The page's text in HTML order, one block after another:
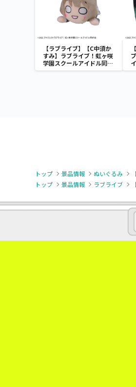
【ラブライブ】【C中須か
すみ】ラブライブ！虹ヶ咲
学園スクールアイドル同好
会 寝そべり [MP][KCM]冬
トップ 景品情報 ぬいぐるみ
トップ
景品情報 ラブライブ